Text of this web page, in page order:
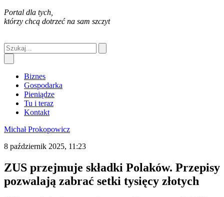
Portal dla tych,
którzy chcą dotrzeć na sam szczyt
Biznes
Gospodarka
Pieniądze
Tu i teraz
Kontakt
Michał Prokopowicz
8 październik 2025, 11:23
ZUS przejmuje składki Polaków. Przepisy
pozwalają zabrać setki tysięcy złotych